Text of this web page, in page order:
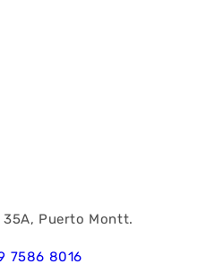
35A, Puerto Montt.
7586 8016